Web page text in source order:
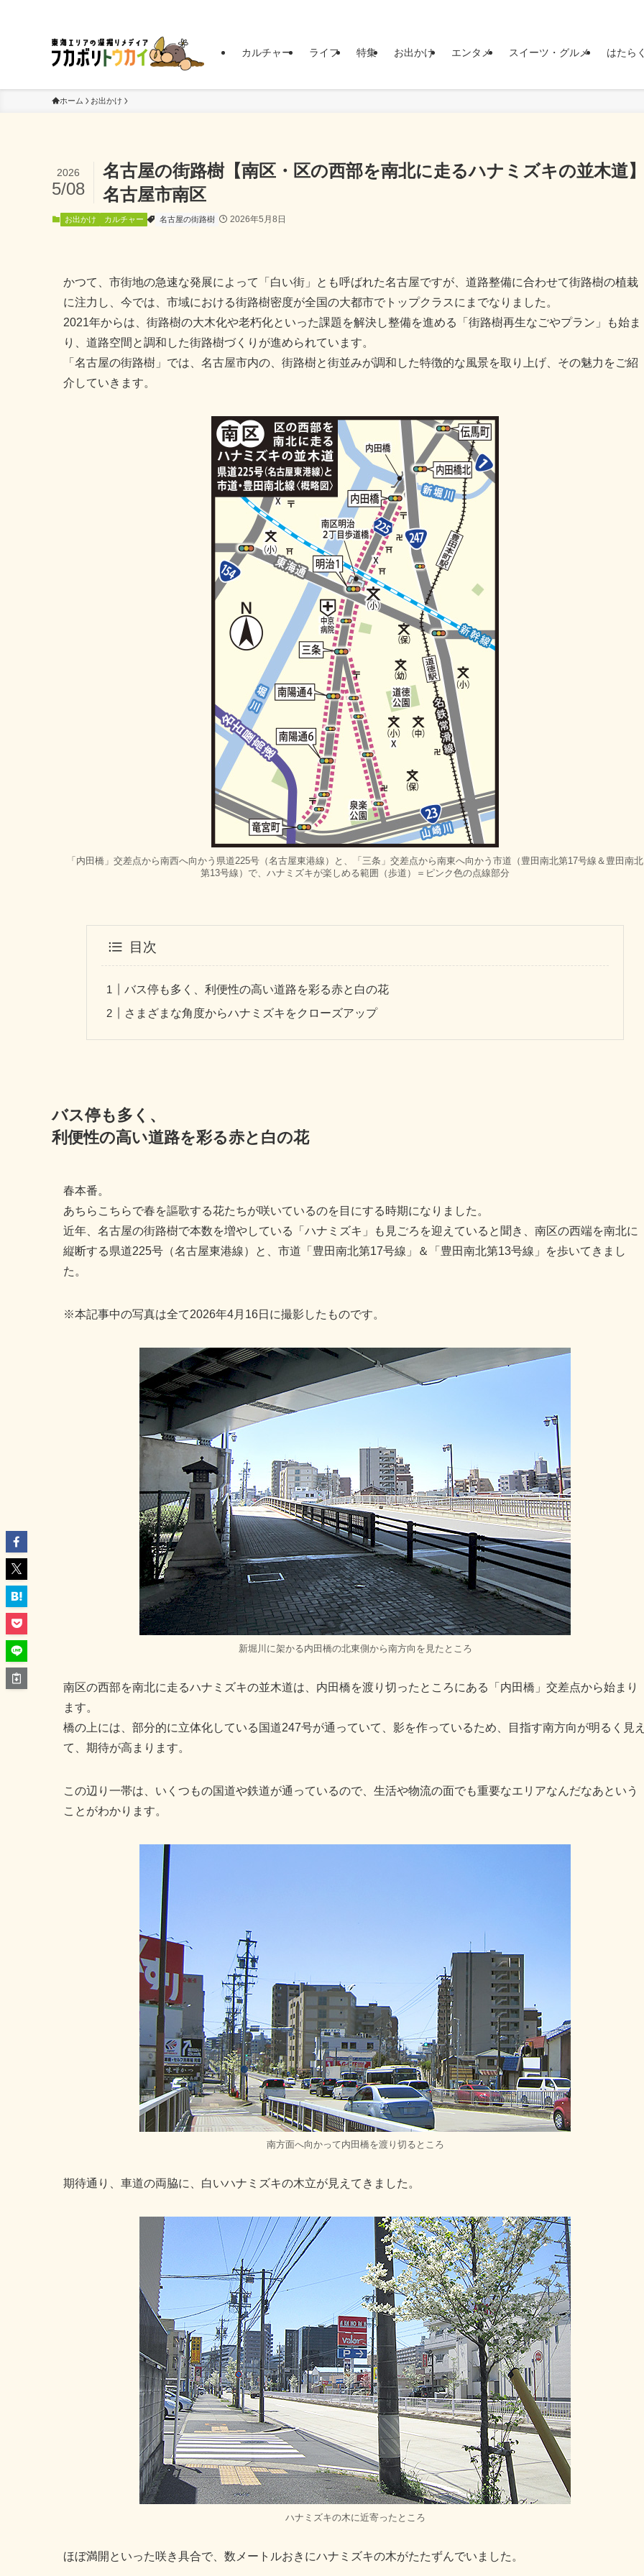
カルチャー ライフ 特集 お出かけ エンタメ スイーツ・グルメ はたら
ホーム お出かけ
名古屋の街路樹【南区・区の西部を南北に走るハナミズキの並木道
名古屋市南区
2026
5/08
お出かけ カルチャー 名古屋の街路樹 2026年5月8日
かつて、市街地の急速な発展によって「白い街」とも呼ばれた名古屋ですが、道路整備に合わせて街路樹の植栽
に注力し、今では、市域における街路樹密度が全国の大都市でトップクラスにまでなりました。
2021年からは、街路樹の大木化や老朽化といった課題を解決し整備を進める「街路樹再生なごやプラン」も始ま
り、道路空間と調和した街路樹づくりが進められています。
「名古屋の街路樹」では、名古屋市内の、街路樹と街並みが調和した特徴的な風景を取り上げ、その魅力をご紹
介していきます。
「内田橋」交差点から南西へ向かう県道225号（名古屋東港線）と、「三条」交差点から南東へ向かう市道（豊田南北第17号線＆豊田南北
第13号線）で、ハナミズキが楽しめる範囲（歩道）＝ピンク色の点線部分
目次
バス停も多く、利便性の高い道路を彩る赤と白の花
さまざまな角度からハナミズキをクローズアップ
バス停も多く、
利便性の高い道路を彩る赤と白の花
春本番。
あちらこちらで春を謳歌する花たちが咲いているのを目にする時期になりました。
近年、名古屋の街路樹で本数を増やしている「ハナミズキ」も見ごろを迎えていると聞き、南区の西端を南北に
縦断する県道225号（名古屋東港線）と、市道「豊田南北第17号線」＆「豊田南北第13号線」を歩いてきまし
た。
※本記事中の写真は全て2026年4月16日に撮影したものです。
新堀川に架かる内田橋の北東側から南方向を見たところ
南区の西部を南北に走るハナミズキの並木道は、内田橋を渡り切ったところにある「内田橋」交差点から始まり
ます。
橋の上には、部分的に立体化している国道247号が通っていて、影を作っているため、目指す南方向が明るく見
て、期待が高まります。
この辺り一帯は、いくつもの国道や鉄道が通っているので、生活や物流の面でも重要なエリアなんだなあという
ことがわかります。
南方面へ向かって内田橋を渡り切るところ
期待通り、車道の両脇に、白いハナミズキの木立が見えてきました。
ハナミズキの木に近寄ったところ
ほぼ満開といった咲き具合で、数メートルおきにハナミズキの木がたたずんでいました。